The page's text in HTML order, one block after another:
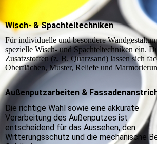
Wisch- & Spachteltechniken
Für individuelle und besondere
spezielle Wisch- und Spachteltechniken ein.
Zusatzstoffen (z. B. Quarzsand) lassen sich
Oberflächen, Muster, Reliefe und
Außenputzarbeiten &
Die richtige Wahl sowie eine akkurate
Verarbeitung des Außenputzes ist
entscheidend für das Aussehen, den
Witterungsschutz und die mechanische